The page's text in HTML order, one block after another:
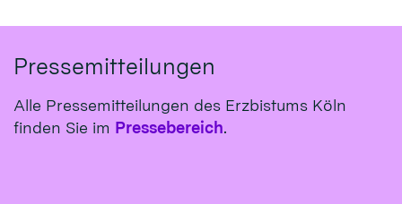
Pressemitteilungen
Alle Pressemitteilungen des Erzbistums Köln
finden Sie im Pressebereich.